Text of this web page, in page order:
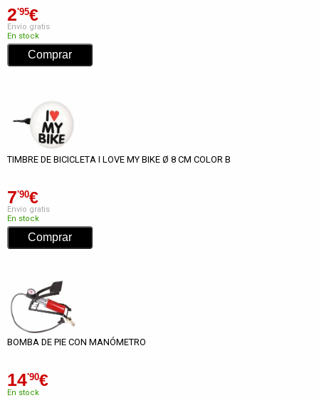
2'95€
Envío gratis
En stock
TIMBRE DE BICICLETA I LOVE MY BIKE Ø 8 CM COLOR B
7'90€
Envío gratis
En stock
BOMBA DE PIE CON MANÓMETRO
14'90€
En stock